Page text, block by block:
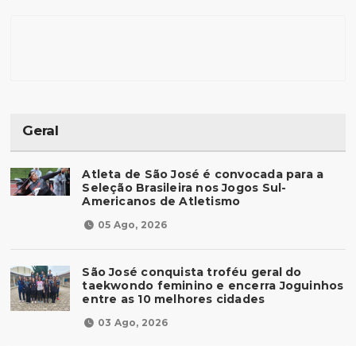
Geral
Atleta de São José é convocada para a
Seleção Brasileira nos Jogos Sul-
Americanos de Atletismo
05 Ago, 2026
São José conquista troféu geral do
taekwondo feminino e encerra Joguinhos
entre as 10 melhores cidades
03 Ago, 2026